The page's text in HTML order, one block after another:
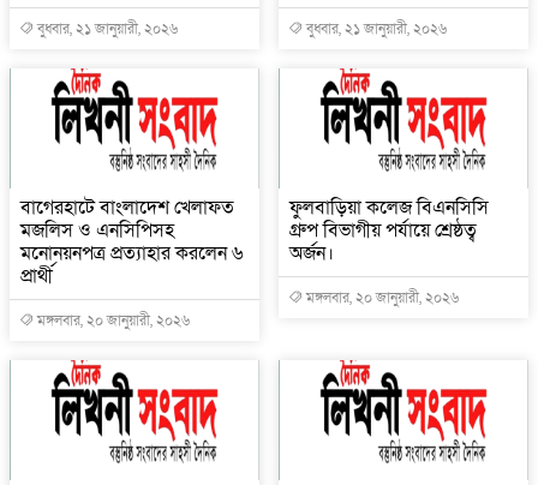
বুধবার, ২১ জানুয়ারী, ২০২৬ বুধবার, ২১ জানুয়ারী, ২০২৬
বাগেরহাটে বাংলাদেশ খেলাফত
মজলিস ও এনসিপিসহ
মনোনয়নপত্র প্রত্যাহার করলেন ৬
প্রার্থী
মঙ্গলবার, ২০ জানুয়ারী, ২০২৬
ফুলবাড়িয়া কলেজ বিএনসিসি
গ্রুপ বিভাগীয় পর্যায়ে শ্রেষ্ঠত্ব
অর্জন।
মঙ্গলবার, ২০ জানুয়ারী, ২০২৬